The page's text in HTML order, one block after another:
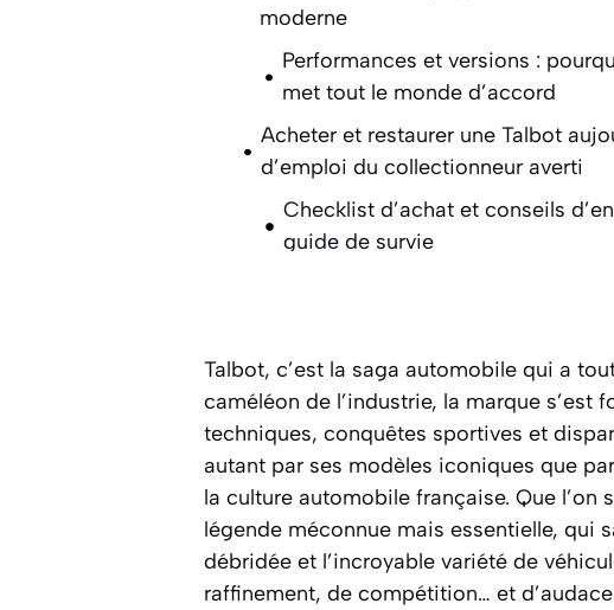
moderne
Performances et versions :
met tout le monde d’accord
Acheter et restaurer une Talbot
d’emploi du collectionneur averti
Checklist d’achat et conseils
guide de survie
Pourquoi Talbot fascine-t-elle
de la belle auto ?
Actualités
Autres marques d'automobiles
Talbot, c’est la saga automobile qui a
caméléon de l’industrie, la marque s’est
techniques, conquêtes sportives et
autant par ses modèles iconiques que
la culture automobile française. Que l’on
légende méconnue mais essentielle, qui
débridée et l’incroyable variété de
raffinement, de compétition… et